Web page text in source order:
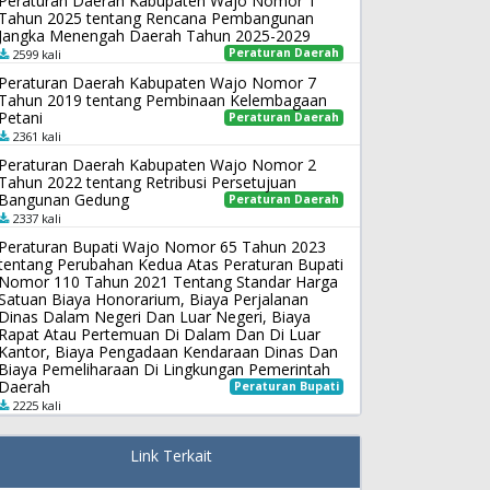
Tahun 2025 tentang Rencana Pembangunan
Jangka Menengah Daerah Tahun 2025-2029
Peraturan Daerah
2599 kali
Peraturan Daerah Kabupaten Wajo Nomor 7
Tahun 2019 tentang Pembinaan Kelembagaan
Petani
Peraturan Daerah
2361 kali
Peraturan Daerah Kabupaten Wajo Nomor 2
Tahun 2022 tentang Retribusi Persetujuan
Bangunan Gedung
Peraturan Daerah
2337 kali
Peraturan Bupati Wajo Nomor 65 Tahun 2023
Perubahan Kedua Atas Peraturan Bupati
Nomor 110 Tahun 2021 Tentang Standar Harga
Biaya Honorarium, Biaya Perjalanan
Dinas Dalam Negeri Dan Luar Negeri, Biaya
Rapat Atau Pertemuan Di Dalam Dan Di Luar
Kantor, Biaya Pengadaan Kendaraan Dinas Dan
Biaya Pemeliharaan Di Lingkungan Pemerintah
Daerah
Peraturan Bupati
2225 kali
Link Terkait